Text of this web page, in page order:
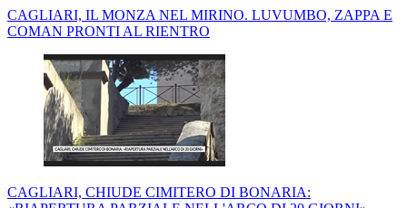
CAGLIARI, IL MONZA NEL MIRINO. LUVUMBO, ZAPPA E
COMAN PRONTI AL RIENTRO
CAGLIARI, CHIUDE CIMITERO DI BONARIA: